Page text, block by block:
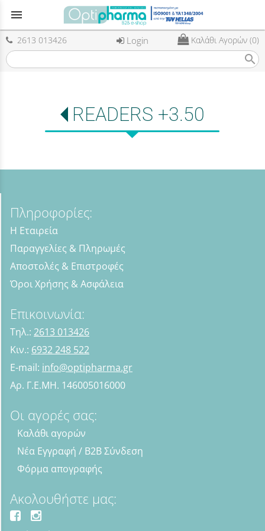
menu
2613 013426 Login Καλάθι Αγορών (0)
search
READERS +3.50
Πληροφορίες:
Η Εταιρεία
Παραγγελίες & Πληρωμές
Αποστολές & Επιστροφές
Όροι Χρήσης & Ασφάλεια
Επικοινωνία:
Τηλ.: 2613 013426
Κιν.: 6932 248 522
E-mail: info@optipharma.gr
Αρ. Γ.Ε.ΜΗ. 146005016000
Οι αγορές σας:
Καλάθι αγορών
Νέα Εγγραφή / B2B Σύνδεση
Φόρμα απογραφής
Ακολουθήστε μας: